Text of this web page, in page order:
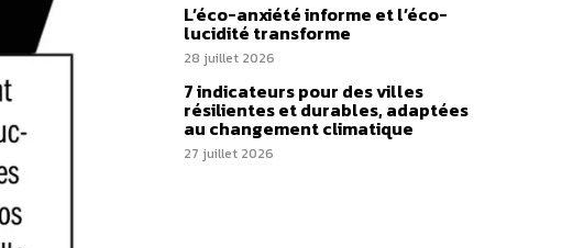
L’éco-anxiété informe et l’éco-
lucidité transforme
28 juillet 2026
7 indicateurs pour des villes
résilientes et durables, adaptées
au changement climatique
27 juillet 2026